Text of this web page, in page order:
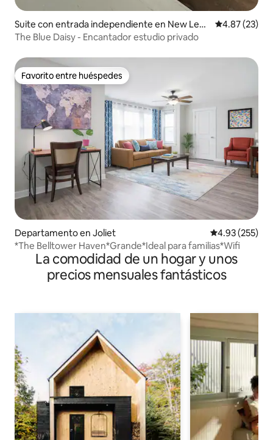
Suite con entrada independiente en New Leno
x
Calificación
4.87 (23)
The Blue Daisy - Encantador estudio privado
Favorito entre huéspedes
Favorito entre huéspedes
Departamento en Joliet Calificación
4.93 (255)
*The Belltower Haven*Grande*Ideal para familias*Wifi
La comodidad de un hogar y unos
precios mensuales fantásticos